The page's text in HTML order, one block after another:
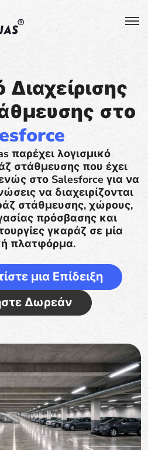
Διαχείρισης
στο
παρέχει λογισμικό
στάθμευσης που έχει
στο Salesforce για να
να διαχειρίζονται
στάθμευσης, χώρους,
πρόσβασης και
γκαράζ σε μία
πλατφόρμα.
μια Επίδειξη
Δωρεάν